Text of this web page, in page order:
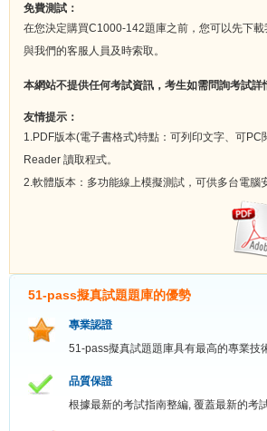
免費測試：
在您決定購買C1000-142題庫之前，您可以先下
與我們的客服人員及時索取。
本網站不提供任何考試資訊，考生如需問詢考試詳
友情提示：
1.PDF版本(電子書格式)特點：可列印文字、可
Reader 讀取程式。
2.軟體版本：多功能線上模擬測試，可供多台電腦
51-pass擬真試題題庫的優勢
專業認證
51-pass擬真試題題庫具有最高的專業技
品質保證
根據最新的考試指南整編, 覆蓋最新的考